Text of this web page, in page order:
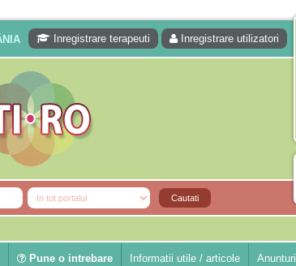
Inregistrare terapeuti Inregistrare utilizatori
Pune o intrebare Informatii utile / articole Anunturi